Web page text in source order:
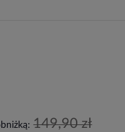
149,90 zł